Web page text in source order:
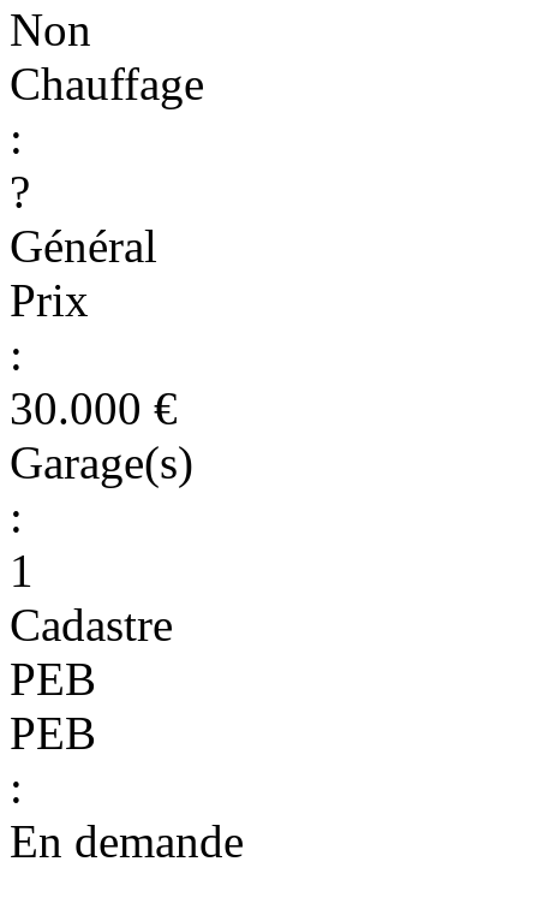
Non
Chauffage
:
?
Général
Prix
:
30.000 €
Garage(s)
:
1
Cadastre
PEB
PEB
:
En demande